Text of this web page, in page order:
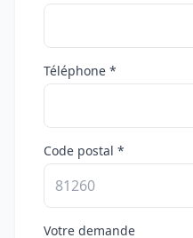
Téléphone *
Code postal *
Votre demande